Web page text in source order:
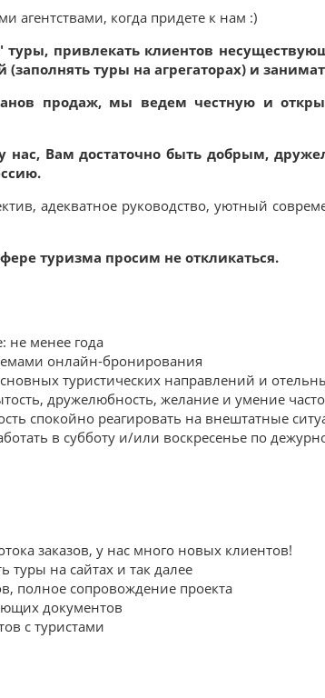
агентствами, когда придете к нам :)
туры, привлекать клиентов
(заполнять туры на агрегаторах) и
продаж, мы ведем честную и
нас, Вам достаточно быть добрым,
адекватное руководство, уютный
туризма просим не откликаться.
не менее года
онлайн-бронирования
туристических направлений и
дружелюбность, желание и умение
спокойно реагировать на внештатные
в субботу и/или воскресенье по
заказов, у нас много новых клиентов!
туры на сайтах и так далее
полное сопровождение проекта
документов
с туристами